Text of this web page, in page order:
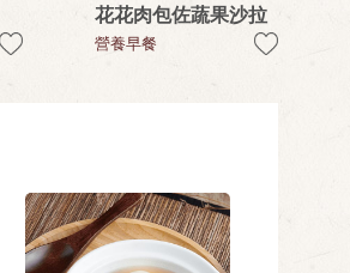
花花肉包佐蔬果沙拉
營養早餐